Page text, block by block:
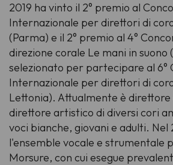
2019 ha vinto il 2° premio al
Internazionale per direttori di
(Parma) e il 2° premio al 4°
direzione corale Le mani in suono
selezionato per partecipare al 6°
Internazionale per direttori di
Lettonia). Attualmente è
direttore artistico di diversi cori
voci bianche, giovani e adulti. Nel
l'ensemble vocale e strumentale
Morsure, con cui esegue